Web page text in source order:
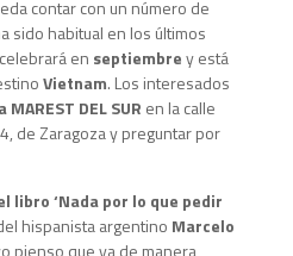
contar con un número de
sido habitual en los últimos
en septiembrey está
Vietnam. Los interesados
MAREST DEL SUR en la calle
de Zaragoza y preguntar por
libro ‘Nada por lo que pedir
hispanista argentino Marcelo
pienso que ya de manera